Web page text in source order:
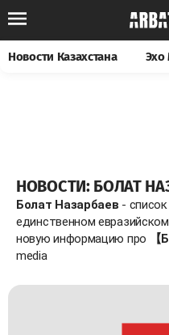
Новости Казахстана Эхо
НОВОСТИ: БОЛАТ
Болат Назарбаев -
единственном
новую информацию про
media